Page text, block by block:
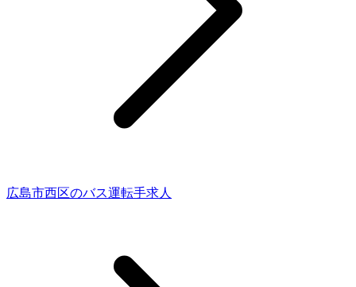
広島市西区のバス運転手求人